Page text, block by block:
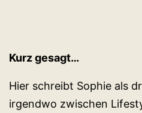
Kurz gesagt…
Hier schreibt Sophie als
irgendwo zwischen